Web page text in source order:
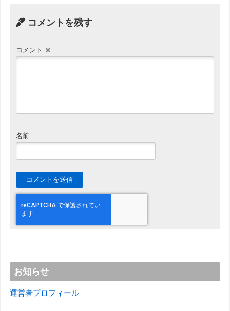
コメントを残す
コメント ※
名前
お知らせ
運営者プロフィール